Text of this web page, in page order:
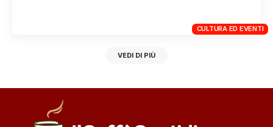
CULTURA ED EVENTI
VEDI DI PIÙ